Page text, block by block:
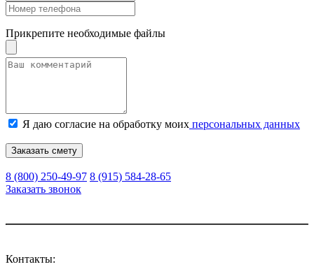
Прикрепите необходимые файлы
Я даю согласие на обработку моих персональных данных
Заказать смету
8 (800) 250-49-97 8 (915) 584-28-65
Заказать звонок
Контакты: